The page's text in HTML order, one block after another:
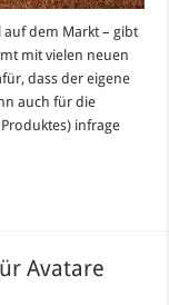
auf dem Markt – gibt
mit vielen neuen
dass der eigene
auch für die
infrage
Avatare